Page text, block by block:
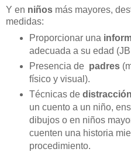
Y en niños más mayores,
medidas:
Proporcionar una
adecuada a su edad
Presencia de padres
físico y visual).
Técnicas de distracción
un cuento a un niño,
dibujos o en niños
cuenten una historia
procedimiento.